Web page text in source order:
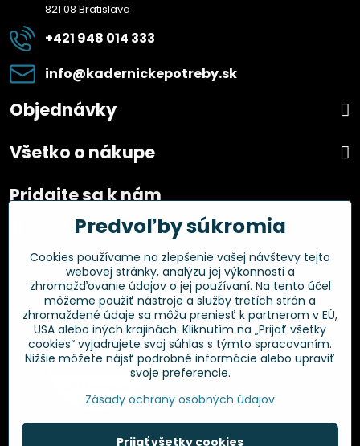
821 08 Bratislava
+421 948 014 333
info​@kadernickepotreby​.sk
Objednávky
Všetko o nákupe
Pridajte sa k nám
Facebook
Overené zákazníkmi
Predvoľby súkromia
Cookies používame na zlepšenie vašej návštevy tejto
webovej stránky, analýzu jej výkonnosti a
zhromažďovanie údajov o jej používaní. Na tento účel
môžeme použiť nástroje a služby tretích strán a
zhromaždené údaje sa môžu preniesť k partnerom v EÚ,
USA alebo iných krajinách. Kliknutím na „Prijať všetky
cookies“ vyjadrujete svoj súhlas s týmto spracovaním.
Nižšie môžete nájsť podrobné informácie alebo upraviť
svoje preferencie.
Zásady ochrany osobných údajov
Prijať všetky cookies